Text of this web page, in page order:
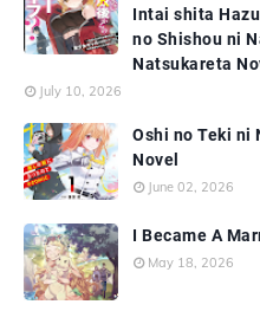
Intai shita
no Shishou ni
Natsukareta
July 10, 2026
Oshi no Teki ni
Novel
June 02, 2026
I Became A
May 18, 2026